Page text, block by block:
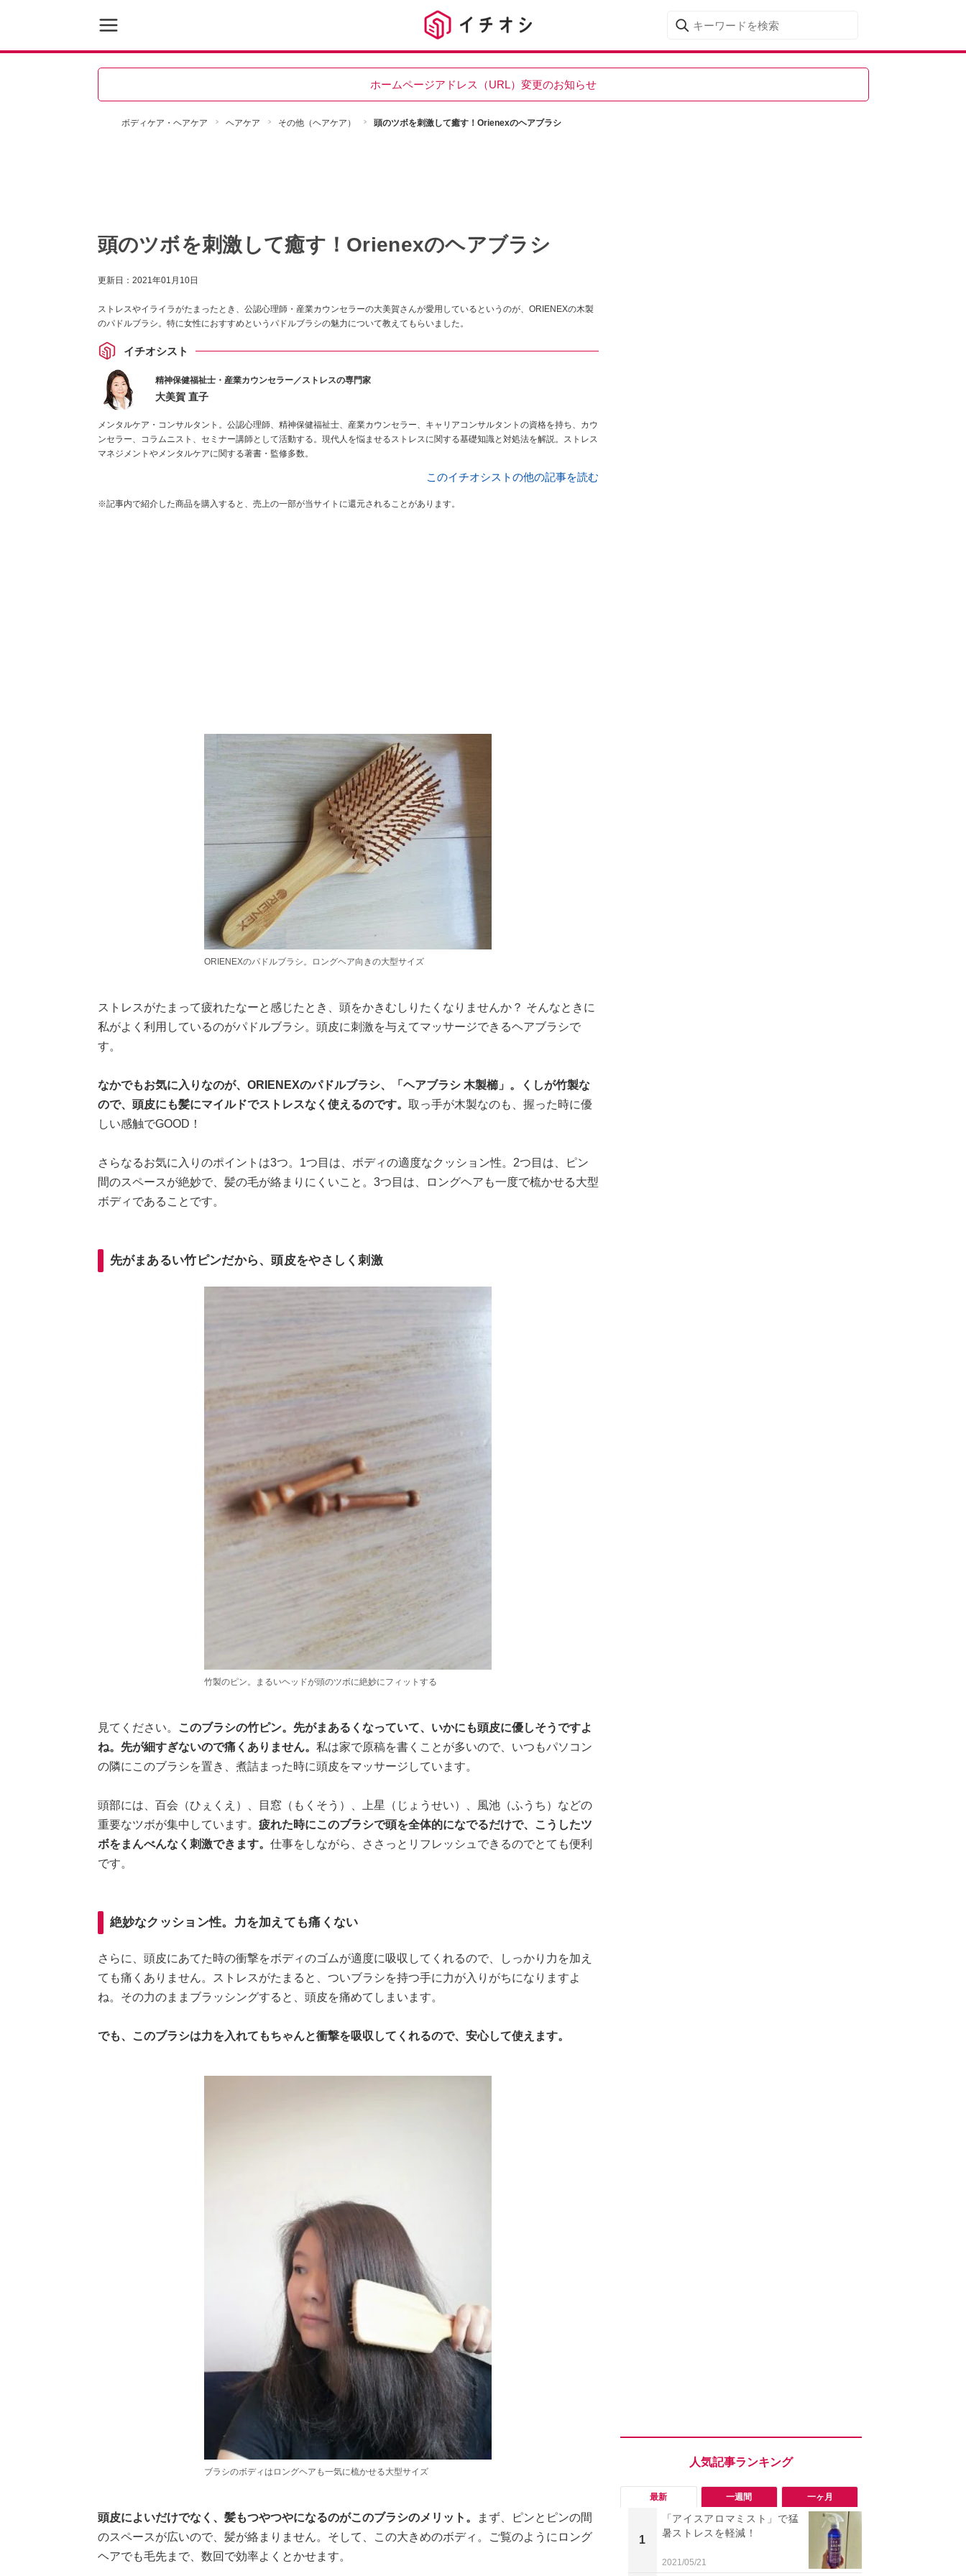
ホームページアドレス（URL）変更のお知らせ
ボディケア・ヘアケア ヘアケア その他（ヘアケア） 頭のツボを刺激して癒す！Orienexのヘアブラシ
頭のツボを刺激して癒す！Orienexのヘアブラシ
更新日： 2021年01月10日
ストレスやイライラがたまったとき、公認心理師・産業カウンセラーの大美賀さんが愛用しているというのが、ORIENEXの木製
のパドルブラシ。特に女性におすすめというパドルブラシの魅力について教えてもらいました。
イチオシスト
精神保健福祉士・産業カウンセラー／ストレスの専門家
大美賀 直子
メンタルケア・コンサルタント。公認心理師、精神保健福祉士、産業カウンセラー、キャリアコンサルタントの資格を持ち、カウ
ンセラー、コラムニスト、セミナー講師として活動する。現代人を悩ませるストレスに関する基礎知識と対処法を解説。ストレス
マネジメントやメンタルケアに関する著書・監修多数。
このイチオシストの他の記事を読む
※記事内で紹介した商品を購入すると、売上の一部が当サイトに還元されることがあります。
ORIENEXのパドルブラシ。ロングヘア向きの大型サイズ
ストレスがたまって疲れたなーと感じたとき、頭をかきむしりたくなりませんか？ そんなときに
私がよく利用しているのがパドルブラシ。頭皮に刺激を与えてマッサージできるヘアブラシで
す。
なかでもお気に入りなのが、ORIENEXのパドルブラシ、「ヘアブラシ 木製櫛」。くしが竹製な
ので、頭皮にも髪にマイルドでストレスなく使えるのです。 取っ手が木製なのも、握った時に優
しい感触でGOOD！
さらなるお気に入りのポイントは3つ。1つ目は、ボディの適度なクッション性。2つ目は、ピン
間のスペースが絶妙で、髪の毛が絡まりにくいこと。3つ目は、ロングヘアも一度で梳かせる大型
ボディであることです。
先がまあるい竹ピンだから、頭皮をやさしく刺激
竹製のピン。まるいヘッドが頭のツボに絶妙にフィットする
見てください。
このブラシの竹ピン。先がまあるくなっていて、いかにも頭皮に優しそうですよ
ね。先が細すぎないので痛くありません。 私は家で原稿を書くことが多いので、いつもパソコン
の隣にこのブラシを置き、煮詰まった時に頭皮をマッサージしています。
頭部には、百会（ひぇくえ）、目窓（もくそう）、上星（じょうせい）、風池（ふうち）などの
重要なツボが集中しています。 疲れた時にこのブラシで頭を全体的になでるだけで、こうしたツ
ボをまんべんなく刺激できます。 仕事をしながら、ささっとリフレッシュできるのでとても便利
です。
絶妙なクッション性。力を加えても痛くない
さらに、頭皮にあてた時の衝撃をボディのゴムが適度に吸収してくれるので、しっかり力を加え
ても痛くありません。ストレスがたまると、ついブラシを持つ手に力が入りがちになりますよ
ね。その力のままブラッシングすると、頭皮を痛めてしまいます。
でも、このブラシは力を入れてもちゃんと衝撃を吸収してくれるので、安心して使えます。
ブラシのボディはロングヘアも一気に梳かせる大型サイズ
頭皮によいだけでなく、髪もつやつやになるのがこのブラシのメリット。
まず、ピンとピンの間
のスペースが広いので、髪が絡まりません。そして、この大きめのボディ。ご覧のようにロング
ヘアでも毛先まで、数回で効率よくとかせます。
最新 一週間 一ヶ月
1
「アイスアロマミスト」で猛
暑ストレスを軽減！
2021/05/21